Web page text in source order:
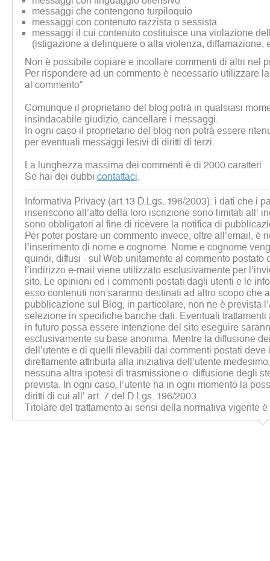
messaggi che contengono turpiloquio
messaggi con contenuto razzista o sessista
messaggi il cui contenuto costituisce una violazione
(istigazione a delinquere o alla violenza, diffamazione,
Non è possibile copiare e incollare commenti di altri nel
Per rispondere ad un commento è necessario utilizzare
al commento"
Comunque il proprietario del blog potrà in qualsiasi
insindacabile giudizio, cancellare i messaggi.
In ogni caso il proprietario del blog non potrà essere
per eventuali messaggi lesivi di diritti di terzi.
La lunghezza massima dei commenti è di 2000 caratteri
Se hai dei dubbi contattaci.
Informativa Privacy (art.13 D.Lgs. 196/2003): i dati che i
inseriscono all’atto della loro iscrizione sono limitati all’
sono obbligatori al fine di ricevere la notifica di
Per poter postare un commento invece, oltre all’email, è
l’inserimento di nome e cognome. Nome e cognome
quindi, diffusi - sul Web unitamente al commento postato
l’indirizzo e-mail viene utilizzato esclusivamente per
sito. Le opinioni ed i commenti postati dagli utenti e le
esso contenuti non saranno destinati ad altro scopo che
pubblicazione sul Blog; in particolare, non ne è prevista
selezione in specifiche banche dati. Eventuali trattamenti
in futuro possa essere intenzione del sito eseguire
esclusivamente su base anonima. Mentre la diffusione
dell’utente e di quelli rilevabili dai commenti postati deve
direttamente attribuita alla iniziativa dell’utente
nessuna altra ipotesi di trasmissione o diffusione degli
prevista. In ogni caso, l’utente ha in ogni momento la
diritti di cui all’ art. 7 del D.Lgs. 196/2003.
Titolare del trattamento ai sensi della normativa vigente